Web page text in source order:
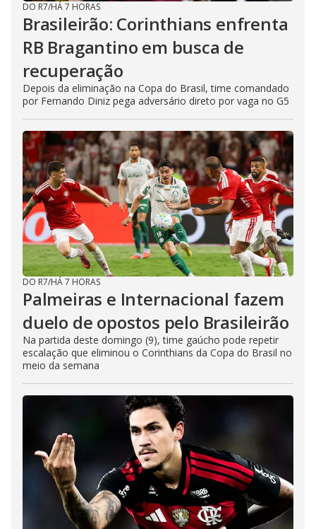
DO R7/HÁ 7 HORAS
Brasileirão: Corinthians enfrenta
RB Bragantino em busca de
recuperação
Depois da eliminação na Copa do Brasil, time comandado
por Fernando Diniz pega adversário direto por vaga no G5
DO R7/HÁ 7 HORAS
Palmeiras e Internacional fazem
duelo de opostos pelo Brasileirão
Na partida deste domingo (9), time gaúcho pode repetir
escalação que eliminou o Corinthians da Copa do Brasil no
meio da semana